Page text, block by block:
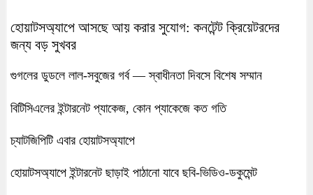
হোয়াটসঅ্যাপে আসছে আয় করার সুযোগ: কনটেন্ট ক্রিয়েটরদের
জন্য বড় সুখবর
গুগলের ডুডলে লাল-সবুজের গর্ব — স্বাধীনতা দিবসে বিশেষ সম্মান
বিটিসিএলের ইন্টারনেট প্যাকেজ, কোন প্যাকেজে কত গতি
চ্যাটজিপিটি এবার হোয়াটসঅ্যাপে
হোয়াটসঅ্যাপে ইন্টারনেট ছাড়াই পাঠানো যাবে ছবি-ভিডিও-ডকুমেন্ট